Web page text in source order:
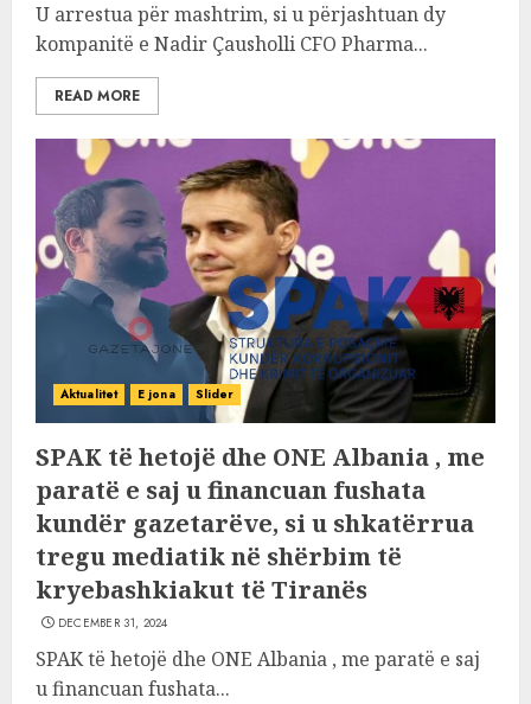
U arrestua për mashtrim, si u përjashtuan dy
kompanitë e Nadir Çausholli CFO Pharma...
READ MORE
Aktualitet E jona Slider
SPAK të hetojë dhe ONE Albania , me
paratë e saj u financuan fushata
kundër gazetarëve, si u shkatërrua
tregu mediatik në shërbim të
kryebashkiakut të Tiranës
DECEMBER 31, 2024
SPAK të hetojë dhe ONE Albania , me paratë e saj
u financuan fushata...